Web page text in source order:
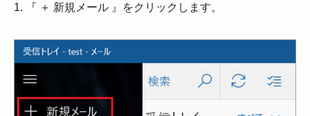
1. 『 ＋ 新規メール 』をクリックします。